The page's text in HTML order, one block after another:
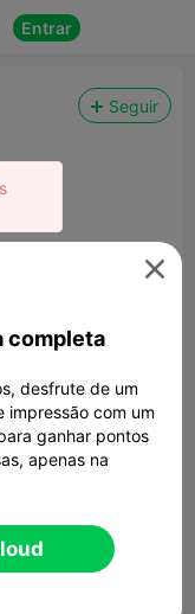
Entrar
Seguir
to

completa
desfrute de um
impressão com um
ganhar pontos
apenas na